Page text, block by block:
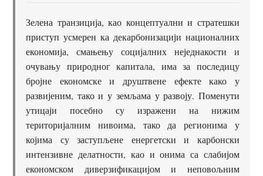
Зелена транзиција, као концептуални и стратешки
приступ усмерен ка декарбонизацији националних
економија, смањењу социјалних неједнакости и
очувању природног капитала, има за последицу
бројне економске и друштвене ефекте како у
развијеним, тако и у земљама у развоју. Поменути
утицаји посебно су изражени на нижим
територијалним нивоима, тако да регионима у
којима су заступљене енергетски и карбонски
интензивне делатности, као и онима са слабијом
економском диверзификацијом и неповољним